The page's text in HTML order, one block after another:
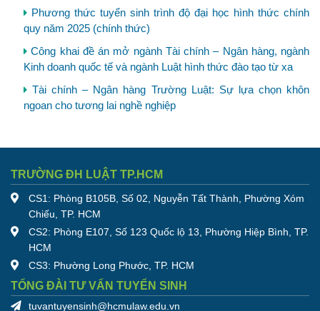
Phương thức tuyển sinh trình độ đại học hình thức chính
quy năm 2025 (chính thức)
Công khai đề án mở ngành Tài chính – Ngân hàng, ngành
Kinh doanh quốc tế và ngành Luật hình thức đào tạo từ xa
Tài chính – Ngân hàng Trường Luật: Sự lựa chọn khôn
ngoan cho tương lai nghề nghiệp
TRƯỜNG ĐH LUẬT TP.HCM
CS1: Phòng B105B, Số 02, Nguyễn Tất Thành, Phường Xóm
Chiếu, TP. HCM
CS2: Phòng E107, Số 123 Quốc lộ 13, Phường Hiệp Bình, TP.
HCM
CS3: Phường Long Phước, TP. HCM
TỔNG ĐÀI TƯ VẤN TUYỂN SINH
tuvantuyensinh@hcmulaw.edu.vn